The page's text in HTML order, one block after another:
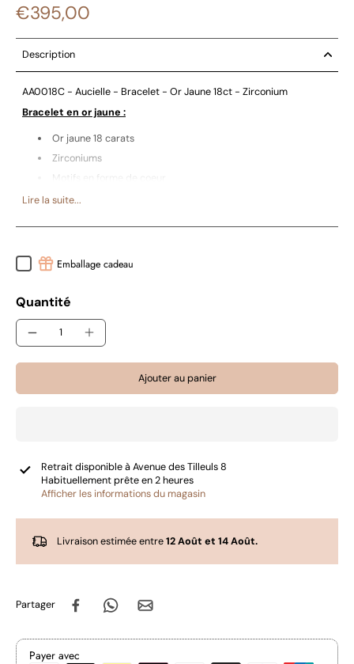
€395,00
Description
AA0018C - Aucielle - Bracelet - Or Jaune 18ct - Zirconium
Bracelet en or jaune :
Or jaune 18 carats
Zirconiums
Motifs en forme de coeur
Longueur : 16+2cm
Lire la suite...
Emballage cadeau
Quantité
Ajouter au panier
Retrait disponible àAvenue des Tilleuls 8
Habituellement prête en 2 heures
Afficher les informations du magasin
Livraison estimée entre12 Août et 14 Août.
Partager
Payer avec